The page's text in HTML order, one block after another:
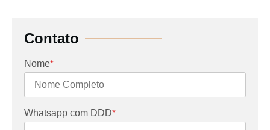
Contato
Nome*
Whatsapp com DDD*